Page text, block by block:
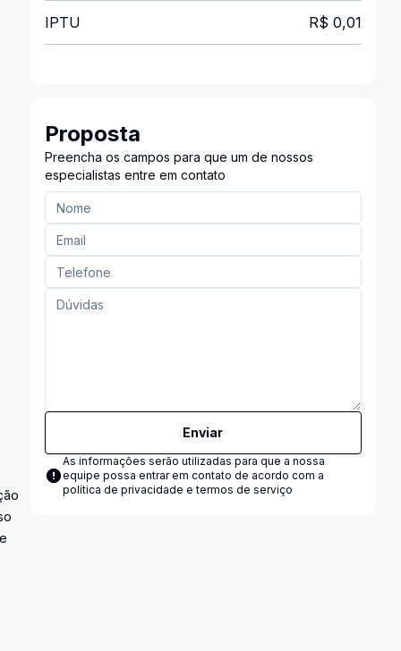
IPTU R$ 0,01
Proposta
Preencha os campos para que um de nossos
especialistas entre em contato
Enviar
As informações serão utilizadas para que a nossa
equipe possa entrar em contato de acordo com a
política de privacidade e termos de serviço